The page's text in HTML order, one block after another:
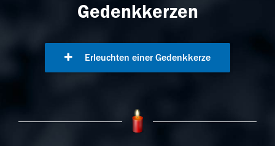
Gedenkkerzen
Erleuchten einer Gedenkkerze